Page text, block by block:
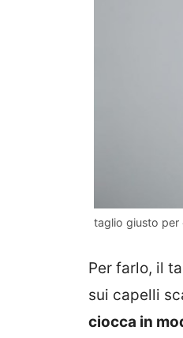
taglio giusto per
Per farlo, il
sui capelli
ciocca in